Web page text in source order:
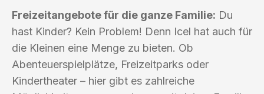
Freizeitangebote für die ganze Familie: Du
hast Kinder? Kein Problem! Denn Icel hat auch für
die Kleinen eine Menge zu bieten. Ob
Abenteuerspielplätze, Freizeitparks oder
Kindertheater – hier gibt es zahlreiche